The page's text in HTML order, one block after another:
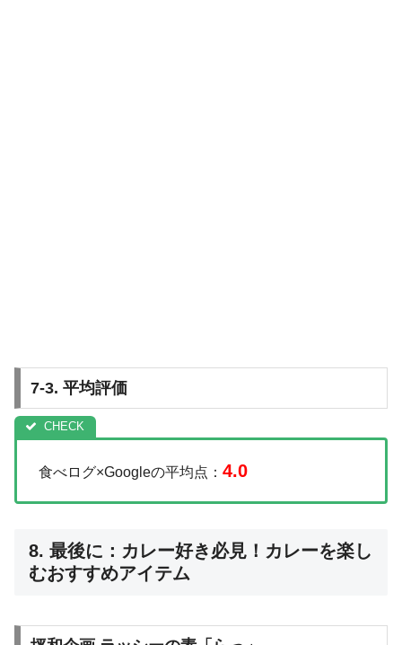
7-3. 平均評価
食べログ×Googleの平均点： 4.0
8. 最後に：カレー好き必見！カレーを楽し
むおすすめアイテム